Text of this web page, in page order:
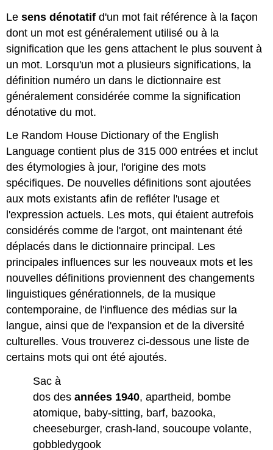
Lesens dénotatif d'un mot fait référence à la façon
dont un mot est généralement utilisé ou à la
signification que les gens attachent le plus souvent à
un mot. Lorsqu'un mot a plusieurs significations, la
définition numéro un dans le dictionnaire est
généralement considérée comme la signification
dénotative du mot.
Le Random House Dictionary of the English
Language contient plus de 315 000 entrées et inclut
des étymologies à jour, l'origine des mots
spécifiques. De nouvelles définitions sont ajoutées
aux mots existants afin de refléter l'usage et
l'expression actuels. Les mots, qui étaient autrefois
considérés comme de l'argot, ont maintenant été
déplacés dans le dictionnaire principal. Les
principales influences sur les nouveaux mots et les
nouvelles définitions proviennent des changements
linguistiques générationnels, de la musique
contemporaine, de l'influence des médias sur la
langue, ainsi que de l'expansion et de la diversité
culturelles. Vous trouverez ci-dessous une liste de
certains mots qui ont été ajoutés.
Sac à
dos desannées 1940, apartheid, bombe
atomique, baby-sitting, barf, bazooka,
cheeseburger, crash-land, soucoupe volante,
gobbledygook